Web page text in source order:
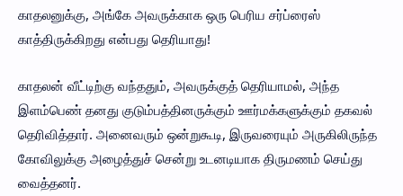
காதலனுக்கு, அங்கே அவருக்காக ஒரு பெரிய சர்ப்ரைஸ்
காத்திருக்கிறது என்பது தெரியாது!
காதலன் வீட்டிற்கு வந்ததும், அவருக்குத் தெரியாமல், அந்த
இளம்பெண் தனது குடும்பத்தினருக்கும் ஊர்மக்களுக்கும் தகவல்
தெரிவித்தார். அனைவரும் ஒன்றுகூடி, இருவரையும் அருகிலிருந்த
கோவிலுக்கு அழைத்துச் சென்று உடனடியாக திருமணம் செய்து
வைத்தனர்.